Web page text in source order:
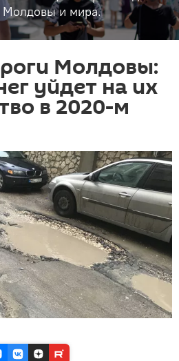
Молдовы и мира.
Молдовы:
уйдет на их
в 2020-м